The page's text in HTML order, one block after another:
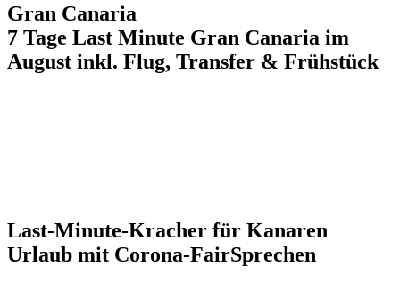
Gran Canaria
7 Tage Last Minute Gran Canaria im
August inkl. Flug, Transfer & Frühstück
Last-Minute-Kracher für Kanaren
Urlaub mit Corona-FairSprechen